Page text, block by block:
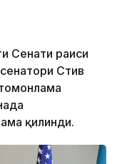
Сенати раиси
Стив
қилинди.